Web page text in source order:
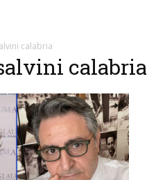
calabria
calabria